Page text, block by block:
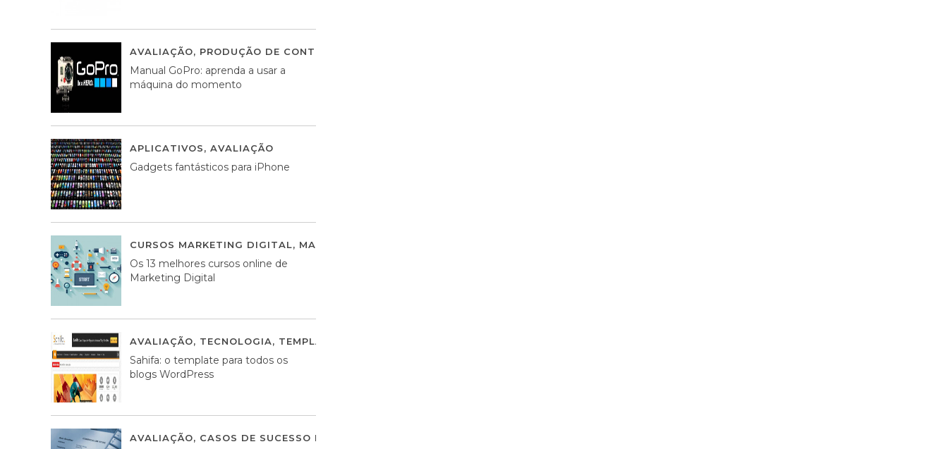
AVALIAÇÃO, PRODUÇÃO DE CONTEÚDOS MULTIMÉDIA
Manual GoPro: aprenda a usar a
máquina do momento
APLICATIVOS, AVALIAÇÃO
Gadgets fantásticos para iPhone
CURSOS MARKETING DIGITAL, MARKETING DIGITAL
Os 13 melhores cursos online de
Marketing Digital
AVALIAÇÃO, TECNOLOGIA, TEMPLATES WORDPRESS
Sahifa: o template para todos os
blogs WordPress
AVALIAÇÃO, CASOS DE SUCESSO DE ESTRATÉGIA DIGITAL